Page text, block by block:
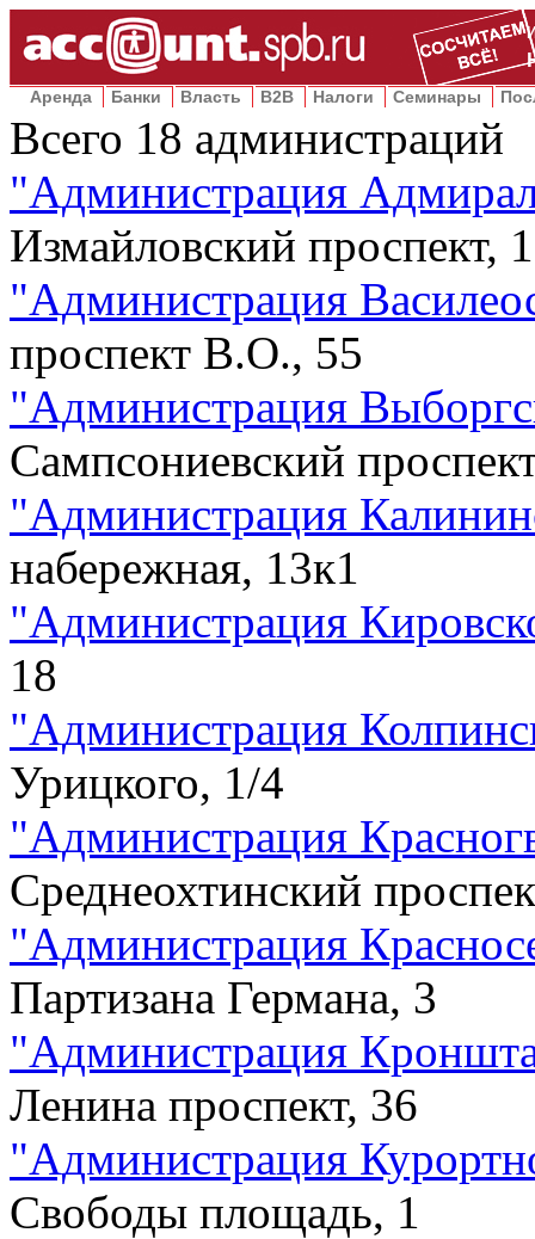
Аренда Банки Власть B2B Налоги Семинары
Всего 18 администраций
"Администрация
Измайловский проспект,
"Администрация
проспект В.О., 55
"Администрация
Сампсониевский
"Администрация
набережная, 13к1
"Администрация
18
"Администрация
Урицкого, 1/4
"Администрация
Среднеохтинский
"Администрация
Партизана Германа, 3
"Администрация
Ленина проспект, 36
"Администрация
Свободы площадь, 1